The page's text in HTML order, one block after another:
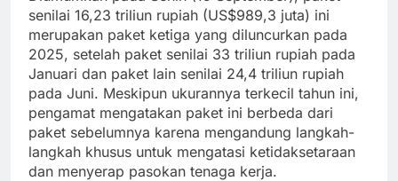
senilai 16,23 triliun rupiah (US$989,3 juta) ini
merupakan paket ketiga yang diluncurkan pada
2025, setelah paket senilai 33 triliun rupiah pada
Januari dan paket lain senilai 24,4 triliun rupiah
pada Juni. Meskipun ukurannya terkecil tahun ini,
pengamat mengatakan paket ini berbeda dari
paket sebelumnya karena mengandung langkah-
langkah khusus untuk mengatasi ketidaksetaraan
dan menyerap pasokan tenaga kerja.